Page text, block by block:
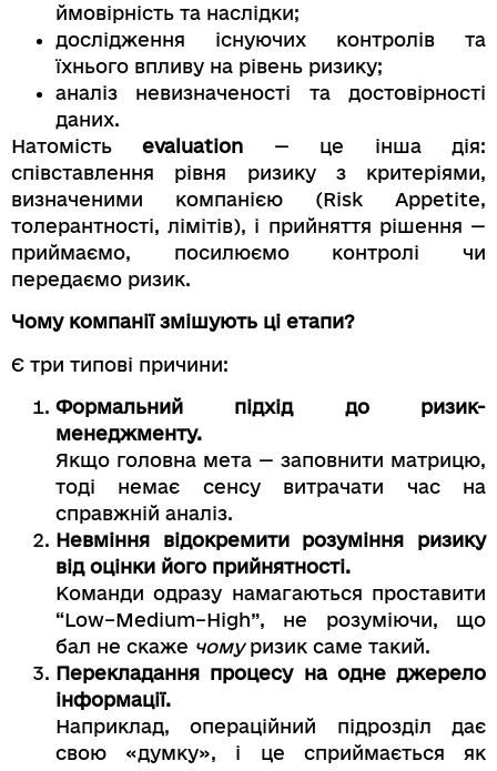
ймовірність та наслідки;
дослідження існуючих контролів та
їхнього впливу на рівень ризику;
аналіз невизначеності та достовірності
даних.
Натомістьevaluation — це інша дія:
співставлення рівня ризику з критеріями,
визначеними компанією (Risk Appetite,
толерантності, лімітів), і прийняття рішення —
приймаємо, посилюємо контролі чи
передаємо ризик.
Чому компанії змішують ці етапи?
Є три типові причини:
Формальний підхід до ризик-
менеджменту.
Якщо головна мета — заповнити матрицю,
тоді немає сенсу витрачати час на
справжній аналіз.
Невміння відокремити розуміння ризику
від оцінки його прийнятності.
Команди одразу намагаються проставити
“Low–Medium–High”, не розуміючи, що
бал не скаже чомуризик саме такий.
Перекладання процесу на одне джерело
інформації.
Наприклад, операційний підрозділ дає
свою «думку», і це сприймається як